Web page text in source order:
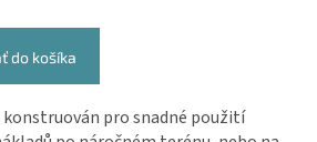
do košíka
konstruován pro snadné použití